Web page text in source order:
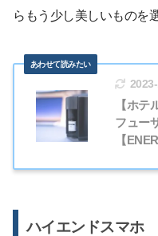
らもう少し美しいものを
【ホテ
フュー
【
ハイエンドスマホ